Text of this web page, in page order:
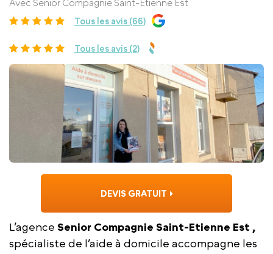
Avec Senior Compagnie Saint-Etienne Est
Tous les avis (66)
Tous les avis (2)
DEVIS GRATUIT
L’agence Senior Compagnie Saint-Etienne Est ,
spécialiste de l’aide à domicile accompagne les